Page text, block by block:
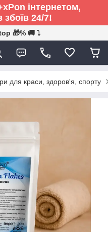
інтернетом,
24/7!
🎁% 🚚 ⤵
для краси, здоров'я, спорту